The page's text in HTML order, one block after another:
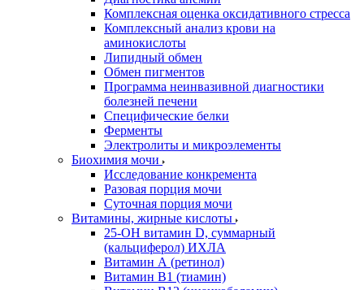
Комплексная оценка оксидативного стресса
Комплексный анализ крови на
аминокислоты
Липидный обмен
Обмен пигментов
Программа неинвазивной диагностики
болезней печени
Специфические белки
Ферменты
Электролиты и микроэлементы
Биохимия мочи
Исследование конкремента
Разовая порция мочи
Суточная порция мочи
Витамины, жирные кислоты
25-OH витамин D, суммарный
(кальциферол) ИХЛА
Витамин А (ретинол)
Витамин В1 (тиамин)